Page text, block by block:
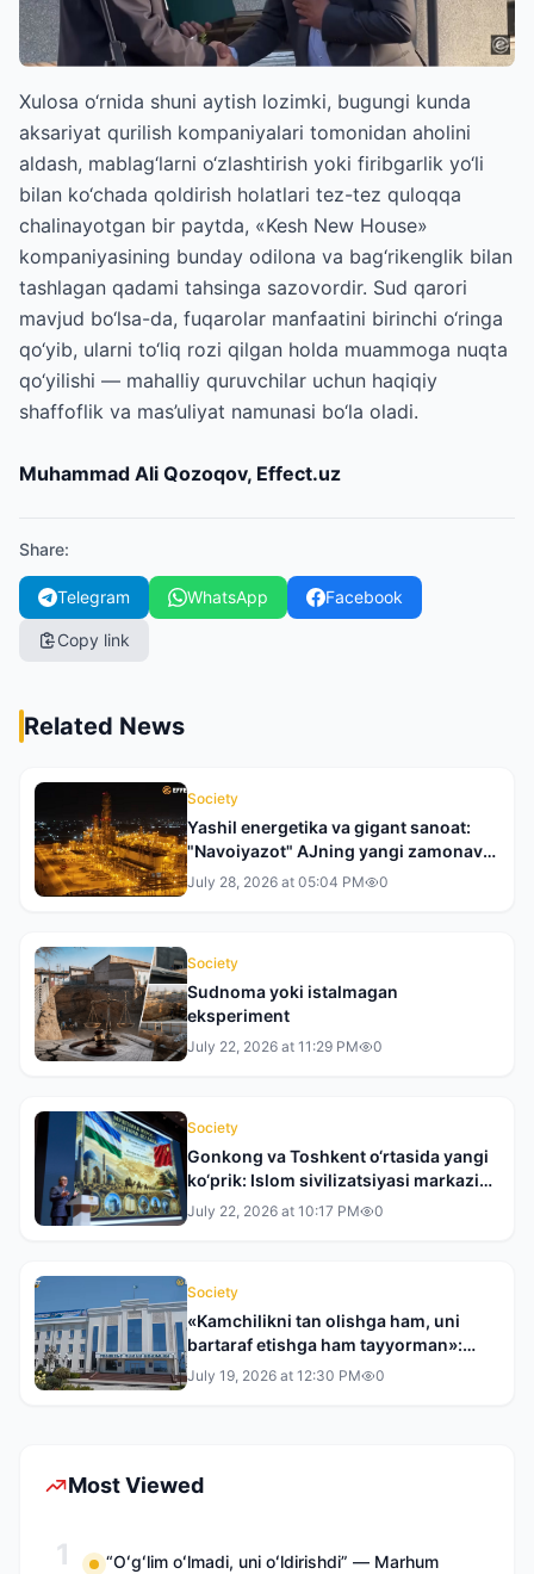
Xulosa o‘rnida shuni aytish lozimki, bugungi kunda
aksariyat qurilish kompaniyalari tomonidan aholini
aldash, mablag‘larni o‘zlashtirish yoki firibgarlik yo‘li
bilan ko‘chada qoldirish holatlari tez-tez quloqqa
chalinayotgan bir paytda, «Kesh New House»
kompaniyasining bunday odilona va bag‘rikenglik bilan
tashlagan qadami tahsinga sazovordir. Sud qarori
mavjud bo‘lsa-da, fuqarolar manfaatini birinchi o‘ringa
qo‘yib, ularni to‘liq rozi qilgan holda muammoga nuqta
qo‘yilishi — mahalliy quruvchilar uchun haqiqiy
shaffoflik va mas’uliyat namunasi bo‘la oladi.
Muhammad Ali Qozoqov, Effect.uz
Share:
Telegram WhatsApp Facebook
Copy link
Related News
Society
Yashil energetika va gigant sanoat:
"Navoiyazot" AJning yangi zamonaviy
qiyofasiga bir nazar
July 28, 2026 at 05:04 PM 0
Society
Sudnoma yoki istalmagan
eksperiment
July 22, 2026 at 11:29 PM 0
Society
Gonkong va Toshkent o‘rtasida yangi
ko‘prik: Islom sivilizatsiyasi markazi
XXRda taqdim etildi
July 22, 2026 at 10:17 PM 0
Society
«Kamchilikni tan olishga ham, uni
bartaraf etishga ham tayyorman»:
Toshkent tumani hokimi bilan bir
July 19, 2026 at 12:30 PM 0
Most Viewed
1
“Oʻgʻlim oʻlmadi, uni oʻldirishdi” — Marhum